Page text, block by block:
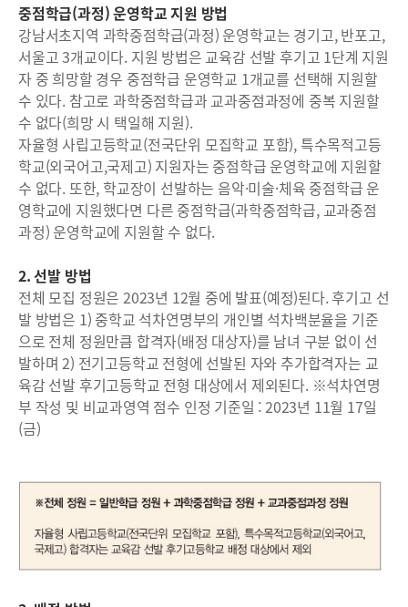
중점학급(과정) 운영학교 지원 방법
강남서초지역 과학중점학급(과정) 운영학교는 경기고, 반포고,
서울고 3개교이다. 지원 방법은 교육감 선발 후기고 1단계 지원
자 중 희망할 경우 중점학급 운영학교 1개교를 선택해 지원할
수 있다. 참고로 과학중점학급과 교과중점과정에 중복 지원할
수 없다(희망 시 택일해 지원).
자율형 사립고등학교(전국단위 모집학교 포함), 특수목적고등
학교(외국어고,국제고) 지원자는 중점학급 운영학교에 지원할
수 없다. 또한, 학교장이 선발하는 음악·미술·체육 중점학급 운
영학교에 지원했다면 다른 중점학급(과학중점학급, 교과중점
과정) 운영학교에 지원할 수 없다.
2. 선발 방법
전체 모집 정원은 2023년 12월 중에 발표(예정)된다. 후기고 선
발 방법은 1) 중학교 석차연명부의 개인별 석차백분율을 기준
으로 전체 정원만큼 합격자(배정 대상자)를 남녀 구분 없이 선
발하며 2) 전기고등학교 전형에 선발된 자와 추가합격자는 교
육감 선발 후기고등학교 전형 대상에서 제외된다. ※석차연명
부 작성 및 비교과영역 점수 인정 기준일 : 2023년 11월 17일
(금)